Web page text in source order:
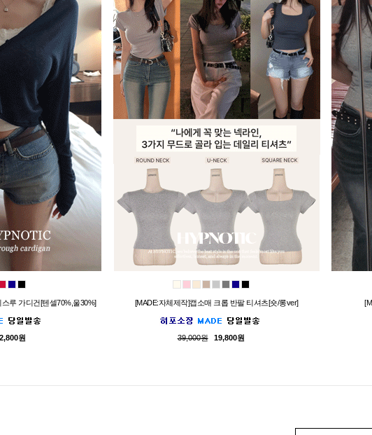
루 가디건[텐셀70%,울30%]
원
[MADE:자체제작]캡소매 크롭 반팔 티셔츠[숏/롱ver]
39,000원 19,800원